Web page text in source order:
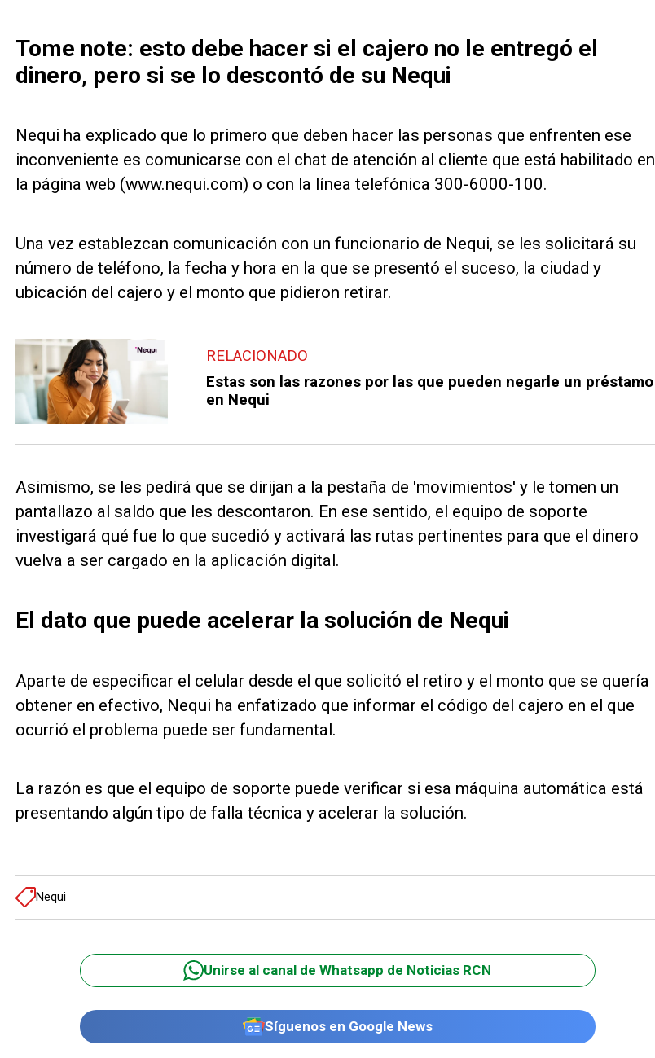
Tome note: esto debe hacer si el cajero no le entregó el
dinero, pero si se lo descontó de su Nequi
Nequi ha explicado que lo primero que deben hacer las personas que enfrenten ese
inconveniente es comunicarse con el chat de atención al cliente que está habilitado en
la página web (www.nequi.com) o con la línea telefónica 300-6000-100.
Una vez establezcan comunicación con un funcionario de Nequi, se les solicitará su
número de teléfono, la fecha y hora en la que se presentó el suceso, la ciudad y
ubicación del cajero y el monto que pidieron retirar.
RELACIONADO
Estas son las razones por las que pueden negarle un préstamo
en Nequi
Asimismo, se les pedirá que se dirijan a la pestaña de 'movimientos' y le tomen un
pantallazo al saldo que les descontaron. En ese sentido, el equipo de soporte
investigará qué fue lo que sucedió y activará las rutas pertinentes para que el dinero
vuelva a ser cargado en la aplicación digital.
El dato que puede acelerar la solución de Nequi
Aparte de especificar el celular desde el que solicitó el retiro y el monto que se quería
obtener en efectivo, Nequi ha enfatizado que informar el código del cajero en el que
ocurrió el problema puede ser fundamental.
La razón es que el equipo de soporte puede verificar si esa máquina automática está
presentando algún tipo de falla técnica y acelerar la solución.
Nequi
Unirse al canal de Whatsapp de Noticias RCN
Síguenos en Google News